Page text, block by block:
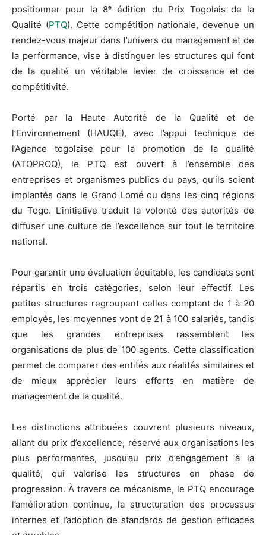
positionner pour la 8ᵉ édition du Prix Togolais de la
Qualité (PTQ). Cette compétition nationale, devenue un
rendez-vous majeur dans l’univers du management et de
la performance, vise à distinguer les structures qui font
de la qualité un véritable levier de croissance et de
compétitivité.
Porté par la Haute Autorité de la Qualité et de
l’Environnement (HAUQE), avec l’appui technique de
l’Agence togolaise pour la promotion de la qualité
(ATOPROQ), le PTQ est ouvert à l’ensemble des
entreprises et organismes publics du pays, qu’ils soient
implantés dans le Grand Lomé ou dans les cinq régions
du Togo. L’initiative traduit la volonté des autorités de
diffuser une culture de l’excellence sur tout le territoire
national.
Pour garantir une évaluation équitable, les candidats sont
répartis en trois catégories, selon leur effectif. Les
petites structures regroupent celles comptant de 1 à 20
employés, les moyennes vont de 21 à 100 salariés, tandis
que les grandes entreprises rassemblent les
organisations de plus de 100 agents. Cette classification
permet de comparer des entités aux réalités similaires et
de mieux apprécier leurs efforts en matière de
management de la qualité.
Les distinctions attribuées couvrent plusieurs niveaux,
allant du prix d’excellence, réservé aux organisations les
plus performantes, jusqu’au prix d’engagement à la
qualité, qui valorise les structures en phase de
progression. À travers ce mécanisme, le PTQ encourage
l’amélioration continue, la structuration des processus
internes et l’adoption de standards de gestion efficaces